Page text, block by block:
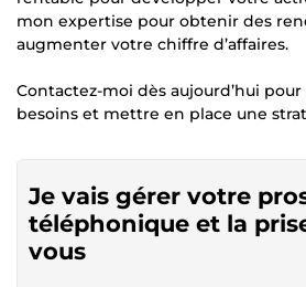
mon expertise pour obtenir des
augmenter votre chiffre d’affaires.
Contactez-moi dès aujourd’hui
besoins et mettre en place une
Je vais gérer votre
téléphonique et la
vous